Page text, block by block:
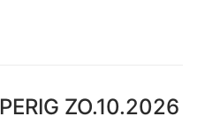
ZO.10.2026